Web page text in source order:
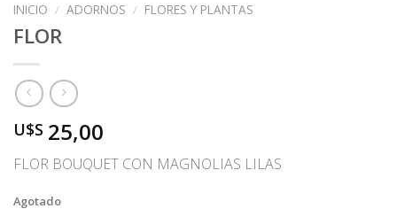
INICIO / ADORNOS / FLORES Y PLANTAS
FLOR
U$S 25,00
FLOR BOUQUET CON MAGNOLIAS LILAS
Agotado